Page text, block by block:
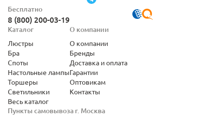
Бесплатно
8 (800) 200-03-19
Пункты самовывоза г. Москва
Каталог
Люстры
Бра
Споты
Настольные лампы
Торшеры
Светильники
Весь каталог
О компании
О компании
Бренды
Доставка и оплата
Гарантии
Оптовикам
Контакты